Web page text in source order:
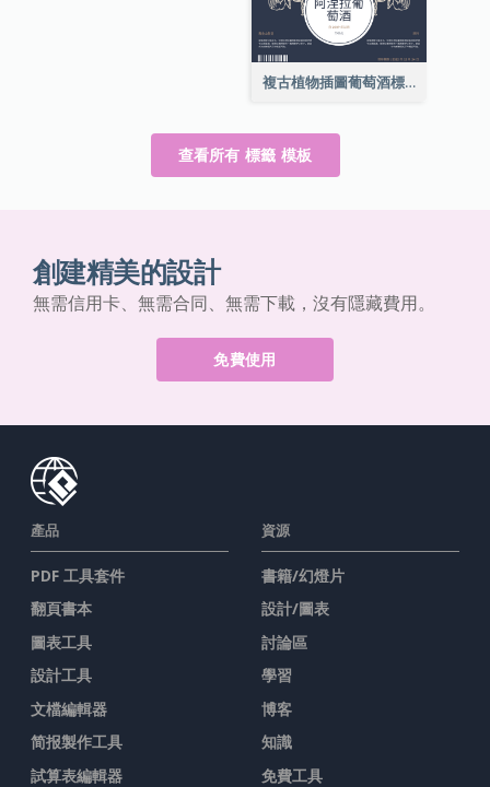
複古植物插圖葡萄酒標籤
查看所有 標籤 模板
創建精美的設計
無需信用卡、無需合同、無需下載，沒有隱藏費用。
免費使用
產品
PDF 工具套件
翻頁書本
圖表工具
設計工具
文檔編輯器
简报製作工具
試算表編輯器
資源
書籍/幻燈片
設計/圖表
討論區
學習
博客
知識
免費工具